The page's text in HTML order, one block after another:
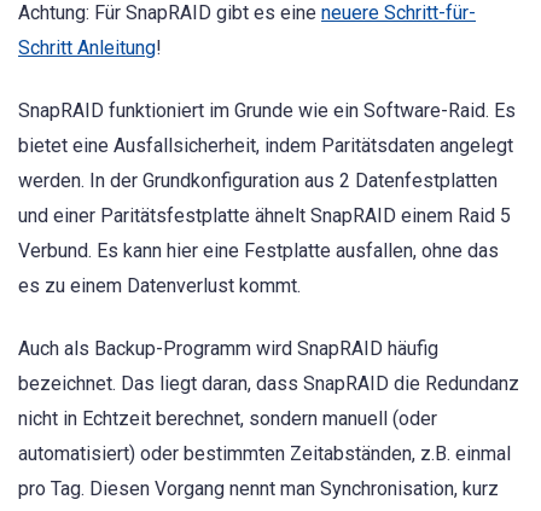
Achtung: Für SnapRAID gibt es eine neuere Schritt-für-
Schritt Anleitung!
SnapRAID funktioniert im Grunde wie ein Software-Raid. Es
bietet eine Ausfallsicherheit, indem Paritätsdaten angelegt
werden. In der Grundkonfiguration aus 2 Datenfestplatten
und einer Paritätsfestplatte ähnelt SnapRAID einem Raid 5
Verbund. Es kann hier eine Festplatte ausfallen, ohne das
es zu einem Datenverlust kommt.
Auch als Backup-Programm wird SnapRAID häufig
bezeichnet. Das liegt daran, dass SnapRAID die Redundanz
nicht in Echtzeit berechnet, sondern manuell (oder
automatisiert) oder bestimmten Zeitabständen, z.B. einmal
pro Tag. Diesen Vorgang nennt man Synchronisation, kurz